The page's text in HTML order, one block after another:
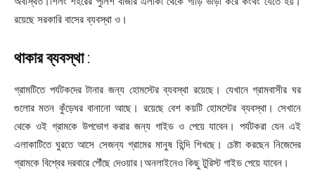
রয়েছে সরকারি বাসের ব্যবস্থা ও।
থাকার ব্যবস্থা:
গ্রামটিতে পর্যটকদের টানার জন্য হোমস্টের ব্যবস্থা রয়েছে। যেখানে গ্রামবাসীর ঘর
গুলোর মতন কুঁড়েঘর বানানো আছে। রয়েছে বেশ কয়টি হোমস্টের ব্যবস্থা। সেখানে
থেকে ওই গ্রামকে উপভোগ করার জন্য গাইড ও পেয়ে যাবেন। পর্যটকরা যেন এই
এলাকাটিতে ঘুরতে আসে সেজন্য গ্রামের মানুষ হিন্দি শিখছে। চেষ্টা করছেন নিজেদের
গ্রামকে বিশ্বের দরবারে পৌঁছে দেওয়ার।অনলাইনেও কিছু টুরিস্ট গাইড পেয়ে যাবেন।